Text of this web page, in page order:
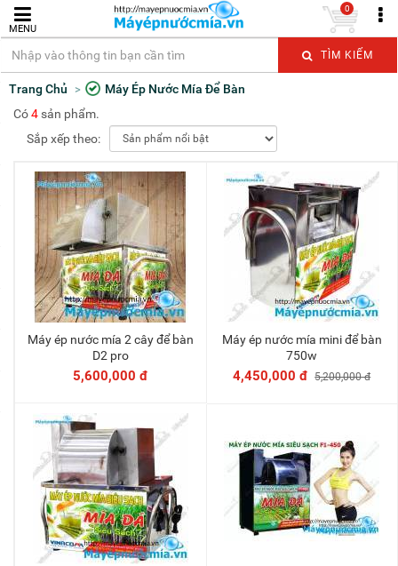
MENU
TÌM KIẾM
0
Trang Chủ
Máy Ép Nước Mía Để Bàn
Có4 sản phẩm.
Sắp xếp theo:
Thêm vào giỏ
Máy ép nước mía 2 cây để bàn
D2 pro
5,600,000 đ
Thêm vào giỏ
Máy ép nước mía mini để bàn
750w
4,450,000 đ 5,200,000 đ